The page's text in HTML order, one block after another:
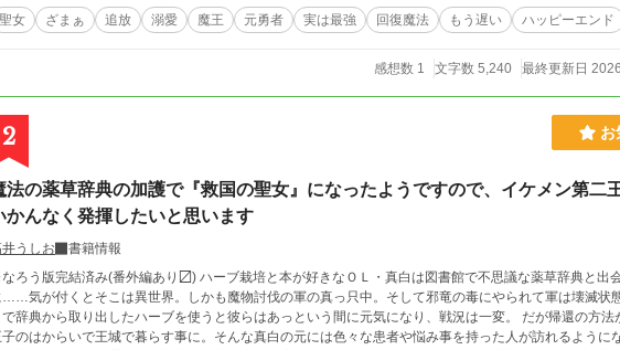
聖女 ざまぁ 追放 溺愛 魔王 元勇者 実は最強 回復魔法 もう遅い ハッピーエンド
感想数 1 文字数 5,240 最終更新日
2 お
法の薬草辞典の加護で『救国の聖女』になったようですので、イケメン第二
かんなく発揮したいと思います
うしお
書籍情報
ろう版完結済み(番外編あり〼) ハーブ栽培と本が好きなＯＬ・真白は図書館で不思議な薬草辞典と出
……気が付くとそこは異世界。しかも魔物討伐の軍の真っ只中。そして邪竜の毒にやられて軍は壊滅状
辞典から取り出したハーブを使うと彼らはあっという間に元気になり、戦況は一変。 だが帰還の方法
のはからいで王城で暮らす事に。そんな真白の元には色々な患者や悩み事を持った人が訪れるように